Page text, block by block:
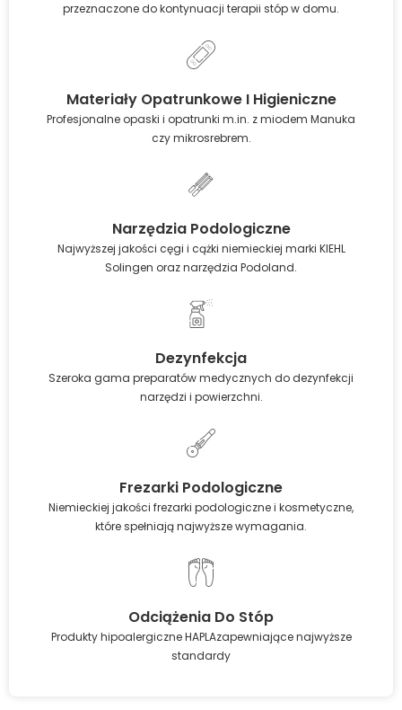
przeznaczone do kontynuacji terapii stóp w domu.
Materiały Opatrunkowe I Higieniczne
Profesjonalne opaski i opatrunki m.in. z miodem Manuka
czy mikrosrebrem.
Narzędzia Podologiczne
Najwyższej jakości cęgi i cążki niemieckiej marki KIEHL
Solingen oraz narzędzia Podoland.
Dezynfekcja
Szeroka gama preparatów medycznych do dezynfekcji
narzędzi i powierzchni.
Frezarki Podologiczne
Niemieckiej jakości frezarki podologiczne i kosmetyczne,
które spełniają najwyższe wymagania.
Odciążenia Do Stóp
Produkty hipoalergiczne HAPLAzapewniające najwyższe
standardy